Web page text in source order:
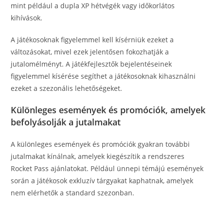
mint például a dupla XP hétvégék vagy időkorlátos
kihívások.
A játékosoknak figyelemmel kell kísérniük ezeket a
változásokat, mivel ezek jelentősen fokozhatják a
jutalomélményt. A játékfejlesztők bejelentéseinek
figyelemmel kísérése segíthet a játékosoknak kihasználni
ezeket a szezonális lehetőségeket.
Különleges események és promóciók, amelyek
befolyásolják a jutalmakat
A különleges események és promóciók gyakran további
jutalmakat kínálnak, amelyek kiegészítik a rendszeres
Rocket Pass ajánlatokat. Például ünnepi témájú események
során a játékosok exkluzív tárgyakat kaphatnak, amelyek
nem elérhetők a standard szezonban.